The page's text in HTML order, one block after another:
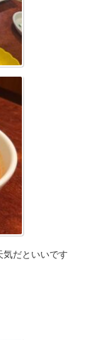
気だといいです